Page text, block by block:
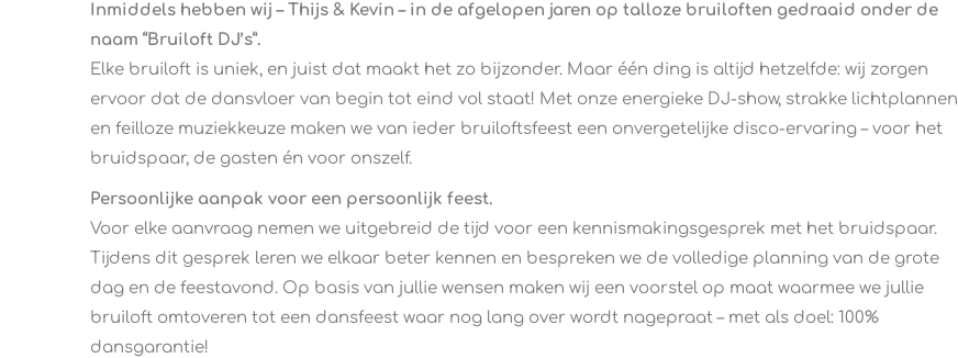
Inmiddels hebben wij – Thijs & Kevin – in de afgelopen jaren op talloze bruiloften gedraaid onder de
naam “Bruiloft DJ’s”.
Elke bruiloft is uniek, en juist dat maakt het zo bijzonder. Maar één ding is altijd hetzelfde: wij zorgen
ervoor dat de dansvloer van begin tot eind vol staat! Met onze energieke DJ-show, strakke lichtplannen
en feilloze muziekkeuze maken we van ieder bruiloftsfeest een onvergetelijke disco-ervaring – voor het
bruidspaar, de gasten én voor onszelf.
Persoonlijke aanpak voor een persoonlijk feest.
Voor elke aanvraag nemen we uitgebreid de tijd voor een kennismakingsgesprek met het bruidspaar.
Tijdens dit gesprek leren we elkaar beter kennen en bespreken we de volledige planning van de grote
dag en de feestavond. Op basis van jullie wensen maken wij een voorstel op maat waarmee we jullie
bruiloft omtoveren tot een dansfeest waar nog lang over wordt nagepraat – met als doel: 100%
dansgarantie!